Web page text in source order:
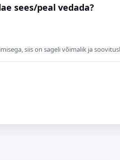
sees/peal vedada?
siis on sageli võimalik ja